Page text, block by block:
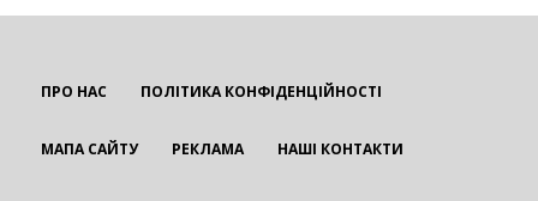
ПРО НАС ПОЛІТИКА КОНФІДЕНЦІЙНОСТІ
МАПА САЙТУ РЕКЛАМА НАШІ КОНТАКТИ